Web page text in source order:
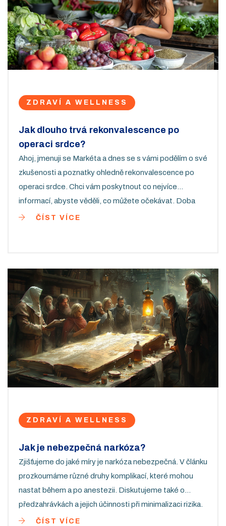
ZDRAVÍ A WELLNESS
Jak dlouho trvá rekonvalescence po
operaci srdce?
Ahoj, jmenuji se Markéta a dnes se s vámi podělím o své
zkušenosti a poznatky ohledně rekonvalescence po
operaci srdce. Chci vám poskytnout co nejvíce
informací, abyste věděli, co můžete očekávat. Doba
zotavení se liší u každého jedince, ale je důležité si
ČÍST VÍCE
ZDRAVÍ A WELLNESS
Jak je nebezpečná narkóza?
Zjišťujeme do jaké míry je narkóza nebezpečná. V článku
prozkoumáme různé druhy komplikací, které mohou
nastat během a po anestezii. Diskutujeme také o
předzahrávkách a jejich účinnosti při minimalizaci rizika.
Cílem je pomoci čtenářům lépe pochopit a navigovat v
ČÍST VÍCE